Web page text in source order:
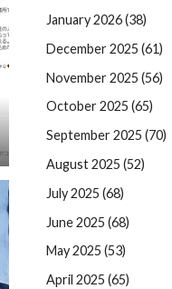
January 2026 (38)
December 2025 (61)
November 2025 (56)
October 2025 (65)
September 2025 (70)
August 2025 (52)
July 2025 (68)
June 2025 (68)
May 2025 (53)
April 2025 (65)